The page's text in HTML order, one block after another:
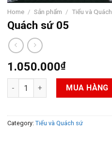
Home / Sản phẩm / Tiểu và Quách
Quách sứ 05
1.050.000₫
Quách sứ 05 quantityMUA HÀNG
Category: Tiểu và Quách sứ